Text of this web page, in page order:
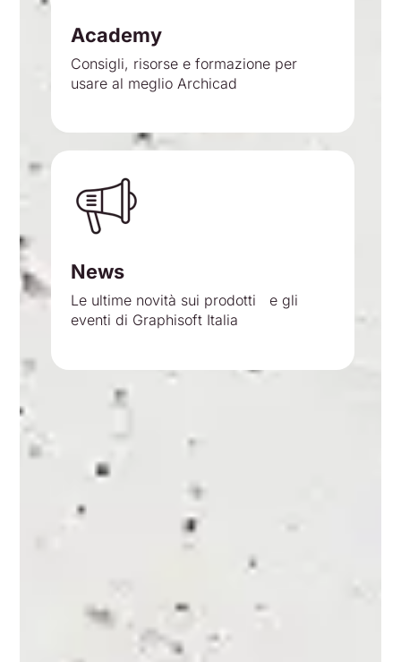
Academy
Consigli, risorse e formazione per
usare al meglio Archicad
News
Le ultime novità sui prodotti e gli
eventi di Graphisoft Italia